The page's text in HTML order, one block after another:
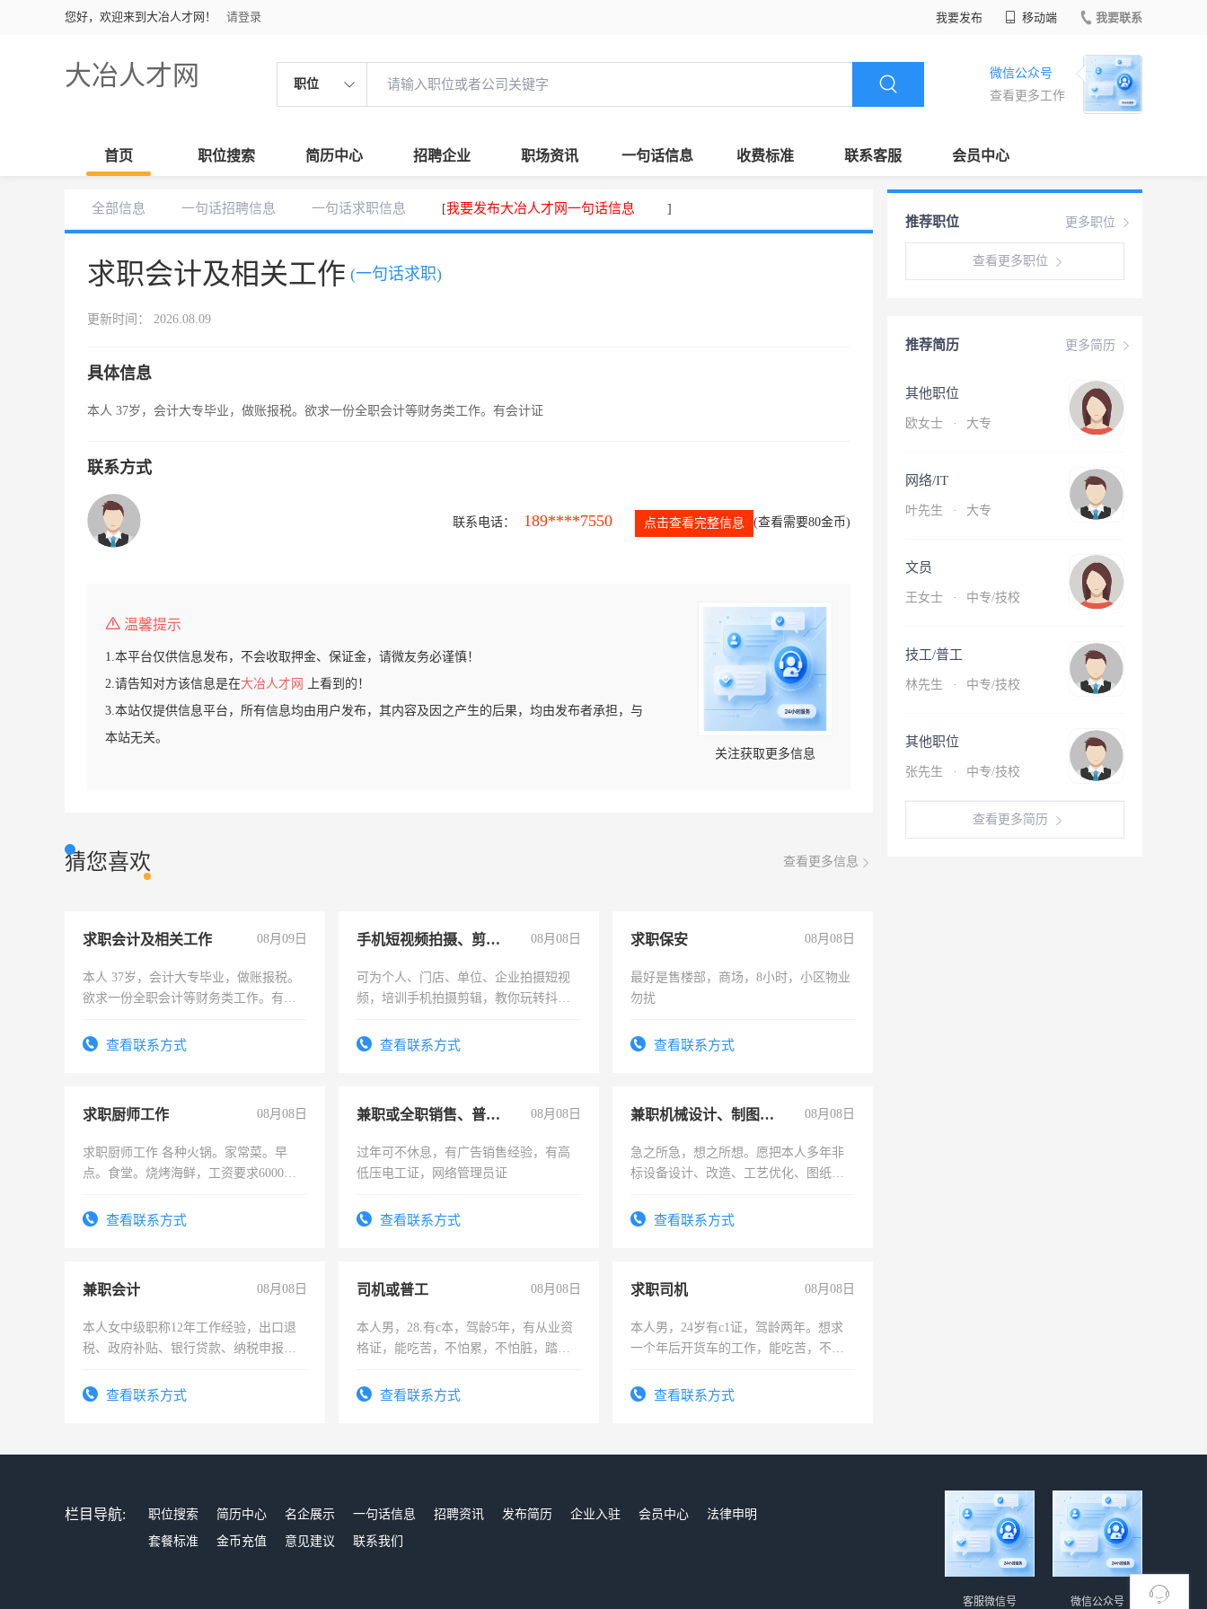
您好，欢迎来到大冶人才网！ 请登录 我要发布 移动端 我要联系
大冶人才网 职位
微信公众号
查看更多工作
首页 职位搜索 简历中心 招聘企业 职场资讯 一句话信息 收费标准 联系客服 会员中心
全部信息 一句话招聘信息 一句话求职信息 [我要发布大冶人才网一句话信息 ]
求职会计及相关工作 (一句话求职)
更新时间： 2026.08.09
具体信息
本人 37岁，会计大专毕业，做账报税。欲求一份全职会计等财务类工作。有会计证
联系方式
联系电话： 189****7550 点击查看完整信息 (查看需要80金币)
温馨提示
1.本平台仅供信息发布，不会收取押金、保证金，请微友务必谨慎！
2.请告知对方该信息是在大冶人才网
上看到的！
3.本站仅提供信息平台，所有信息均由用户发布，其内容及因之产生的后果，均由发布者承担，与
本站无关。
关注获取更多信息
猜您喜欢 查看更多信息
求职会计及相关工作 08月09日
本人 37岁，会计大专毕业，做账报税。
欲求一份全职会计等财务类工作。有会
查看联系方式
手机短视频拍摄、剪辑、抖音快手 08月08日
可为个人、门店、单位、企业拍摄短视
频，培训手机拍摄剪辑，教你玩转抖音
频，培训手机拍摄剪辑，教你玩转抖
查看联系方式
求职保安 08月08日
最好是售楼部，商场，8小时，小区物业
勿扰
查看联系方式
求职厨师工作 08月08日
求职厨师工作 各种火锅。家常菜。早
点。食堂。烧烤海鲜，工资要求6000以
查看联系方式
兼职或全职销售、普工、维修 08月08日
过年可不休息，有广告销售经验，有高
低压电工证，网络管理员证
查看联系方式
兼职机械设计、制图、设备改造 08月08日
急之所急，想之所想。愿把本人多年非
标设备设计、改造、工艺优化、图纸制
结识有识之士，共享未来。
查看联系方式
兼职会计 08月08日
本人女中级职称12年工作经验，出口退
税、政府补贴、银行贷款、纳税申报、
务，财务咨询等业务。欲求兼职会计工
查看联系方式
司机或普工 08月08日
本人男，28.有c本，驾龄5年，有从业资
格证，能吃苦，不怕累，不怕脏，踏
查看联系方式
求职司机 08月08日
本人男，24岁有c1证，驾龄两年。想求
一个年后开货车的工作，能吃苦，不怕
查看联系方式
更多职位
推荐职位
查看更多职位
更多简历
推荐简历
其他职位
欧女士 · 大专
网络/IT
叶先生 · 大专
文员
王女士 · 中专/技校
技工/普工
林先生 · 中专/技校
其他职位
张先生 · 中专/技校
查看更多简历
栏目导航: 职位搜索 简历中心 名企展示 一句话信息 招聘资讯 发布简历 企业入驻 会员中心
法律申明
套餐标准
金币充值 意见建议 联系我们
微信公众号
客服微信号